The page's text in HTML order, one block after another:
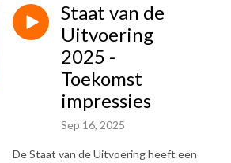
van Nederlandse Gemeenten (VNG) en het
Mail naar depubliekeruimte@gmail.com.
Staat van de
Uitvoering
2025 -
Toekomst
impressies
Sep 16, 2025
De Staat van de Uitvoering heeft een